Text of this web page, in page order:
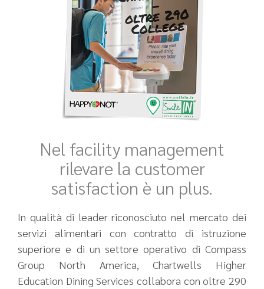
Nel facility management
rilevare la customer
satisfaction è un plus.
In qualità di leader riconosciuto nel mercato dei
servizi alimentari con contratto di istruzione
superiore e di un settore operativo di Compass
Group North America, Chartwells Higher
Education Dining Services collabora con oltre 290